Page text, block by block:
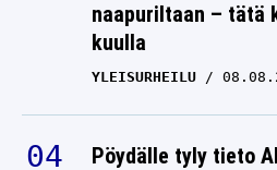
naapuriltaan – tätä
kuulla
YLEISURHEILU
Pöydälle tyly tieto